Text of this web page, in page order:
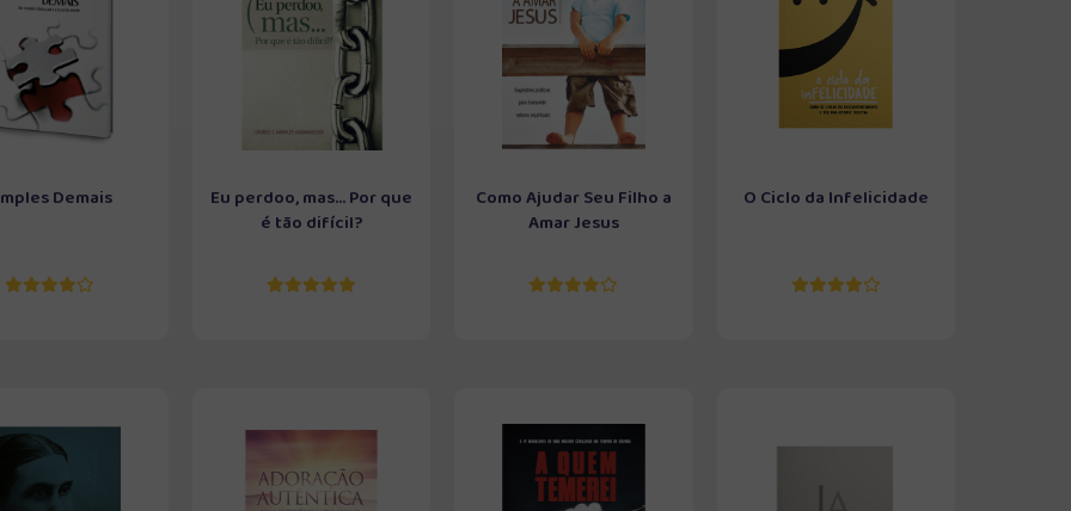
Demais
Eu perdoo, mas... Por que
é tão difícil?
Como Ajudar Seu Filho a
Amar Jesus
O Ciclo da Infelicidade